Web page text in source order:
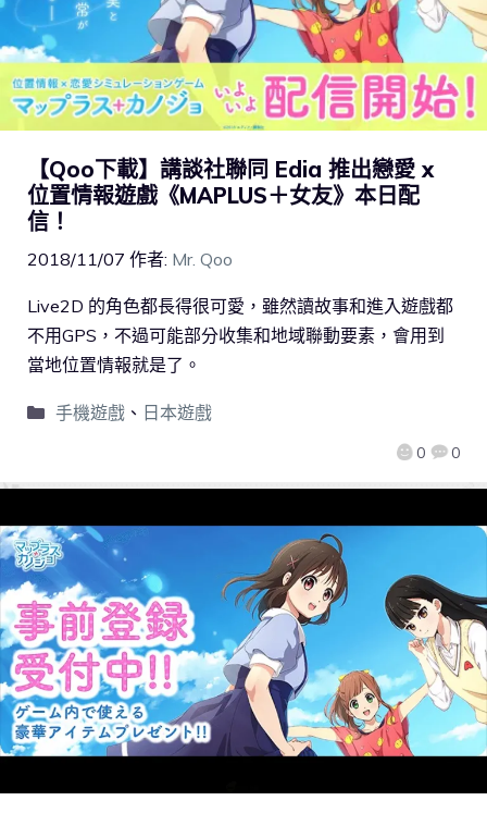
【Qoo下載】講談社聯同 Edia 推出戀愛 x
位置情報遊戲《MAPLUS＋女友》本日配
信！
2018/11/07 作者: Mr. Qoo
0 0
Live2D 的角色都長得很可愛，雖然讀故事和進入遊戲都
不用GPS，不過可能部分收集和地域聯動要素，會用到
當地位置情報就是了。
手機遊戲、 日本遊戲